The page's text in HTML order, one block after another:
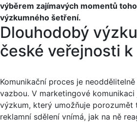
výběrem zajímavých momentů
výzkumného šetření.
Dlouhodobý
české veřejnosti k
Komunikační proces je
vazbou. V marketingové
výzkum, který umožňuje porozumět
reklamní sdělení vnímá, jak na ně